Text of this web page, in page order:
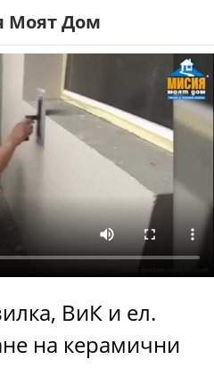
Моят Дом
ВиК и ел.
на керамични